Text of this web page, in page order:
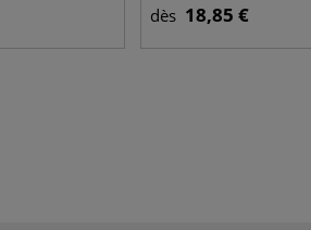
dès 18,85 €